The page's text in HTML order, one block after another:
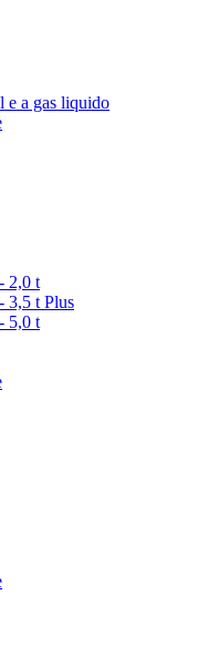
e a gas liquido
2,0 t
3,5 t Plus
5,0 t